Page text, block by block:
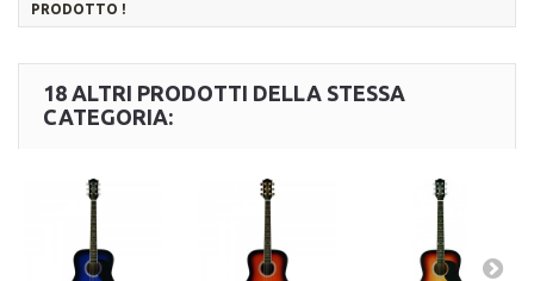
PRODOTTO !
18 ALTRI PRODOTTI DELLA STESSA
CATEGORIA: